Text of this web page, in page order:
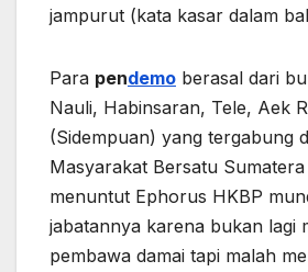
jampurut (kata kasar dalam
Para pendemo berasal dari
Nauli, Habinsaran, Tele, Aek
(Sidempuan) yang tergabung
Masyarakat Bersatu
menuntut Ephorus HKBP
jabatannya karena bukan lagi
pembawa damai tapi malah